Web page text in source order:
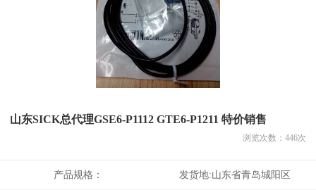
山东SICK总代理GSE6-P1112 GTE6-P1211 特价销售
浏览次数： 446次
产品规格： 发货地:山东省青岛城阳区